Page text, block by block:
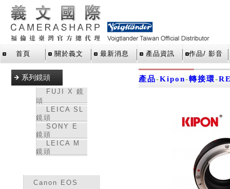
首頁 關於義文 最新消息 產品資訊 作品/ 影音
系列鏡頭
FUJI X 鏡
頭
LEICA SL
鏡頭
SONY E
鏡頭
LEICA M
鏡頭
Canon EOS
產品-Kipon-轉接環-